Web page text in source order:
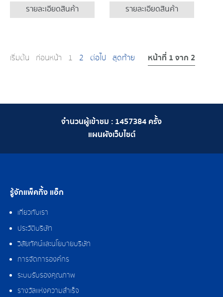
รายละเอียดสินค้า รายละเอียดสินค้า
เริ่มต้น ก่อนหน้า 1 2 ต่อไป สุดท้าย หน้าที่ 1 จาก 2
จำนวนผู้เข้าชม : 1457384 ครั้ง
แผนผังเว็บไซต์
รู้จักแพ็คกิ้ง แอ็ก
เกี่ยวกับเรา
ประวัติบริษัท
วิสัยทัศน์และนโยบายบริษัท
การจัดการองค์กร
ระบบรับรองคุณภาพ
รางวัลแห่งความสำเร็จ